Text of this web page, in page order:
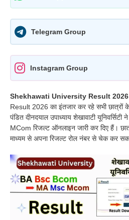
Telegram Group
Instagram Group
Shekhawati University Result
Result 2026 का इंतजार कर रहे सभी छात्रों
पंडित दीनदयाल उपाध्याय शेखावाटी
MCom रिजल्ट ऑनलाइन जारी कर दिए हैं।
माध्यम से अपना रिजल्ट रोल नंबर से चेक कर